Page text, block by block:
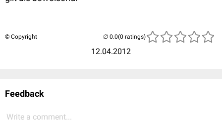
© Copyright
12.04.2012
(0 ratings)
Feedback
Write a comment...